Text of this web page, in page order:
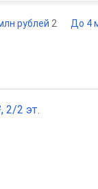
рублей 2 До 4
2/2 эт.